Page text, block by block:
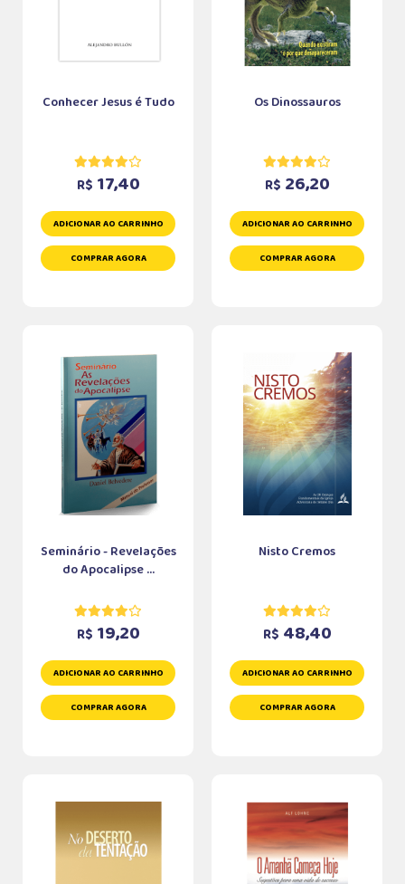
Conhecer Jesus é Tudo
R$ 17,40
ADICIONAR AO CARRINHO
COMPRAR AGORA
Os Dinossauros
R$ 26,20
ADICIONAR AO CARRINHO
COMPRAR AGORA
Seminário - Revelações
do Apocalipse ...
R$ 19,20
ADICIONAR AO CARRINHO
COMPRAR AGORA
Nisto Cremos
R$ 48,40
ADICIONAR AO CARRINHO
COMPRAR AGORA